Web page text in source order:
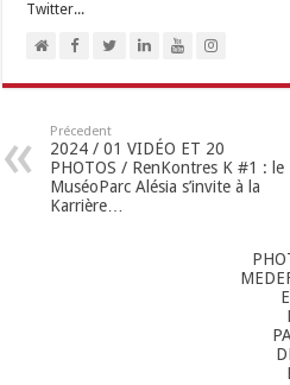
Twitter...
Précedent
2024 / 01 VIDÉO ET 20
PHOTOS / RenKontres K #1 : le
MuséoParc Alésia s’invite à la
Karrière…